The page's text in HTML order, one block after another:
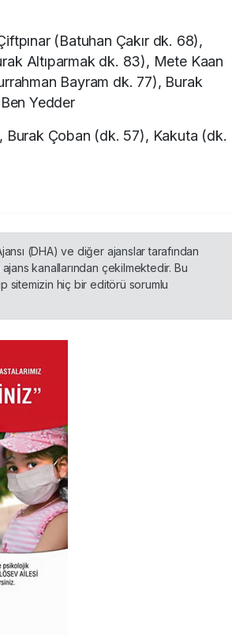
(Batuhan Çakır dk. 68),
Altıparmak dk. 83), Mete Kaan
Bayram dk. 77), Burak
Yedder
Çoban (dk. 57), Kakuta (dk.
(DHA) ve diğer ajanslar tarafından
kanallarından çekilmektedir. Bu
sitemizin hiç bir editörü sorumlu